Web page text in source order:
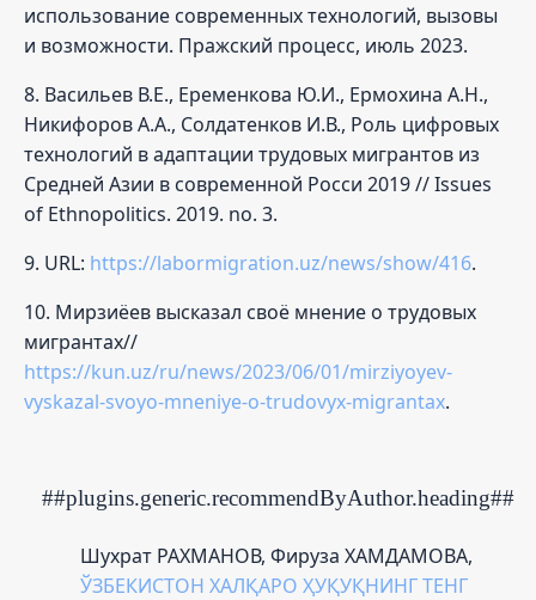
использование современных технологий, вызовы
и возможности. Пражский процесс, июль 2023.
8. Васильев В.Е., Еременкова Ю.И., Ермохина А.Н.,
Никифоров А.А., Солдатенков И.В., Роль цифровых
технологий в адаптации трудовых мигрантов из
Средней Азии в современной Росси 2019 // Issues
of Ethnopolitics. 2019. no. 3.
9. URL: https://labormigration.uz/news/show/416.
10. Мирзиёев высказал своё мнение о трудовых
мигрантах//
https://kun.uz/ru/news/2023/06/01/mirziyoyev-
vyskazal-svoyo-mneniye-o-trudovyx-migrantax.
##plugins.generic.recommendByAuthor.heading##
Шухрат РАХМАНОВ, Фируза ХАМДАМОВА,
ЎЗБЕКИСТОН ХАЛҚАРО ҲУҚУҚНИНГ ТЕНГ